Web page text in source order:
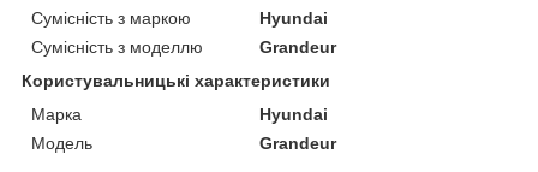
Сумісність з маркою
Hyundai
Сумісність з моделлю
Grandeur
Користувальницькі характеристики
Марка
Hyundai
Модель
Grandeur